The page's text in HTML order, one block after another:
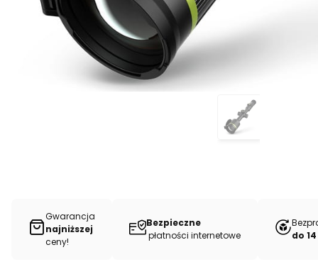
Gwarancja
najniższej
ceny!
Bezpieczne
płatności internetowe
do